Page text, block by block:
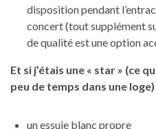
disposition pendant
concert (tout supplément
de qualité est une option
Et si j’étais une « star » (ce
peu de temps dans une loge)
un essuie blanc propre